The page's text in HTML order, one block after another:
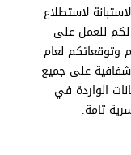
لاستطلاع
للعمل على
وتوقعاتكم لعام
وشفافية على جميع
الواردة في
تامة.